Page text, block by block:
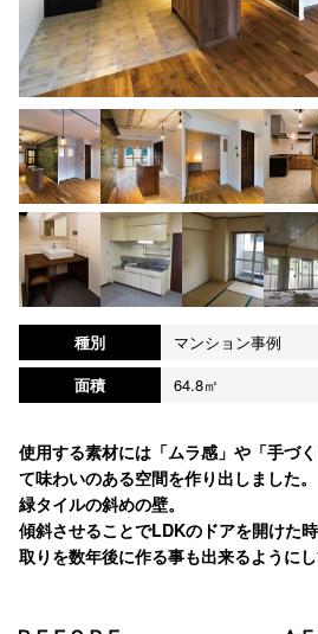
種別
マンション事例
面積
64.8㎡
使用する素材には「ムラ感」や「手づ
て味わいのある空間を作り出しました。
緑タイルの斜めの壁。
傾斜させることでLDKのドアを開けた
取りを数年後に作る事も出来るようにし